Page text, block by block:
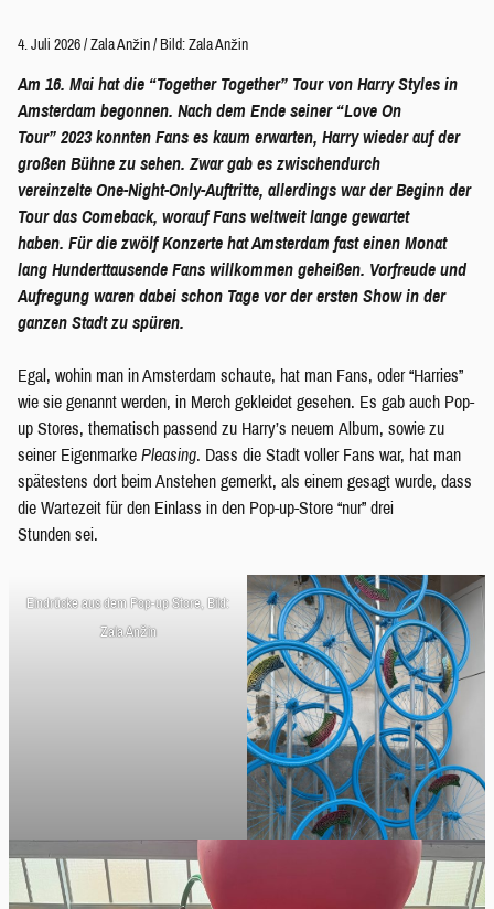
4. Juli 2026 / Zala Anžin / Bild: Zala Anžin
Am 16. Mai hat die “Together Together” Tour von Harry Styles in
Amsterdam begonnen. Nach dem Ende seiner “Love On
Tour” 2023 konnten Fans es kaum erwarten, Harry wieder auf der
großen Bühne zu sehen. Zwar gab es zwischendurch
vereinzelte One-Night-Only-Auftritte, allerdings war der Beginn der
Tour das Comeback, worauf Fans weltweit lange gewartet
haben. Für die zwölf Konzerte hat Amsterdam fast einen Monat
lang Hunderttausende Fans willkommen geheißen. Vorfreude und
Aufregung waren dabei schon Tage vor der ersten Show in der
ganzen Stadt zu spüren.
Egal, wohin man in Amsterdam schaute, hat man Fans, oder “Harries”
wie sie genannt werden, in Merch gekleidet gesehen. Es gab auch Pop-
up Stores, thematisch passend zu Harry’s neuem Album, sowie zu
seiner Eigenmarke Pleasing. Dass die Stadt voller Fans war, hat man
spätestens dort beim Anstehen gemerkt, als einem gesagt wurde, dass
die Wartezeit für den Einlass in den Pop-up-Store “nur” drei
Stunden sei.
Eindrücke aus dem Pop-up Store, Bild:
Zala Anžin